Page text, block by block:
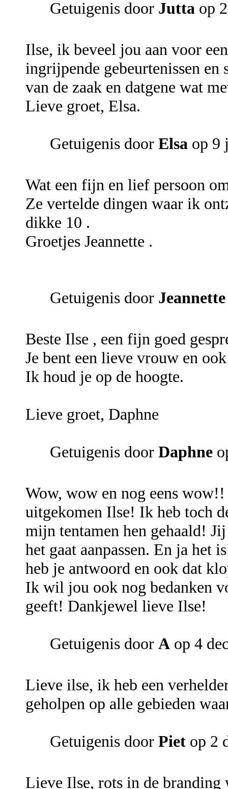
Getuigenis door Jutta op
Ilse, ik beveel jou aan voor
ingrijpende gebeurtenissen
van de zaak en datgene wat
Lieve groet, Elsa.
Getuigenis door Elsa op 9
Wat een fijn en lief persoon
Ze vertelde dingen waar ik
dikke 10 .
Groetjes Jeannette .
Getuigenis door Jeannette
Beste Ilse , een fijn goed
Je bent een lieve vrouw en
Ik houd je op de hoogte.
Lieve groet, Daphne
Getuigenis door Daphne
Wow, wow en nog eens
uitgekomen Ilse! Ik heb toch
mijn tentamen hen gehaald!
het gaat aanpassen. En ja het
heb je antwoord en ook dat
Ik wil jou ook nog bedanken
geeft! Dankjewel lieve Ilse!
Getuigenis door A op 4
Lieve ilse, ik heb een
geholpen op alle gebieden
Getuigenis door Piet op 2
Lieve Ilse, rots in de